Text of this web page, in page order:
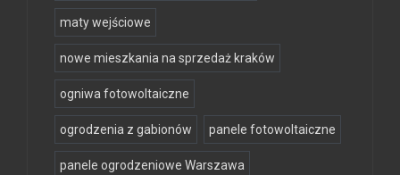
maty wejściowe
nowe mieszkania na sprzedaż kraków
ogniwa fotowoltaiczne
ogrodzenia z gabionów panele fotowoltaiczne
panele ogrodzeniowe Warszawa